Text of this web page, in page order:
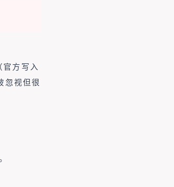
方写入
忽视但很